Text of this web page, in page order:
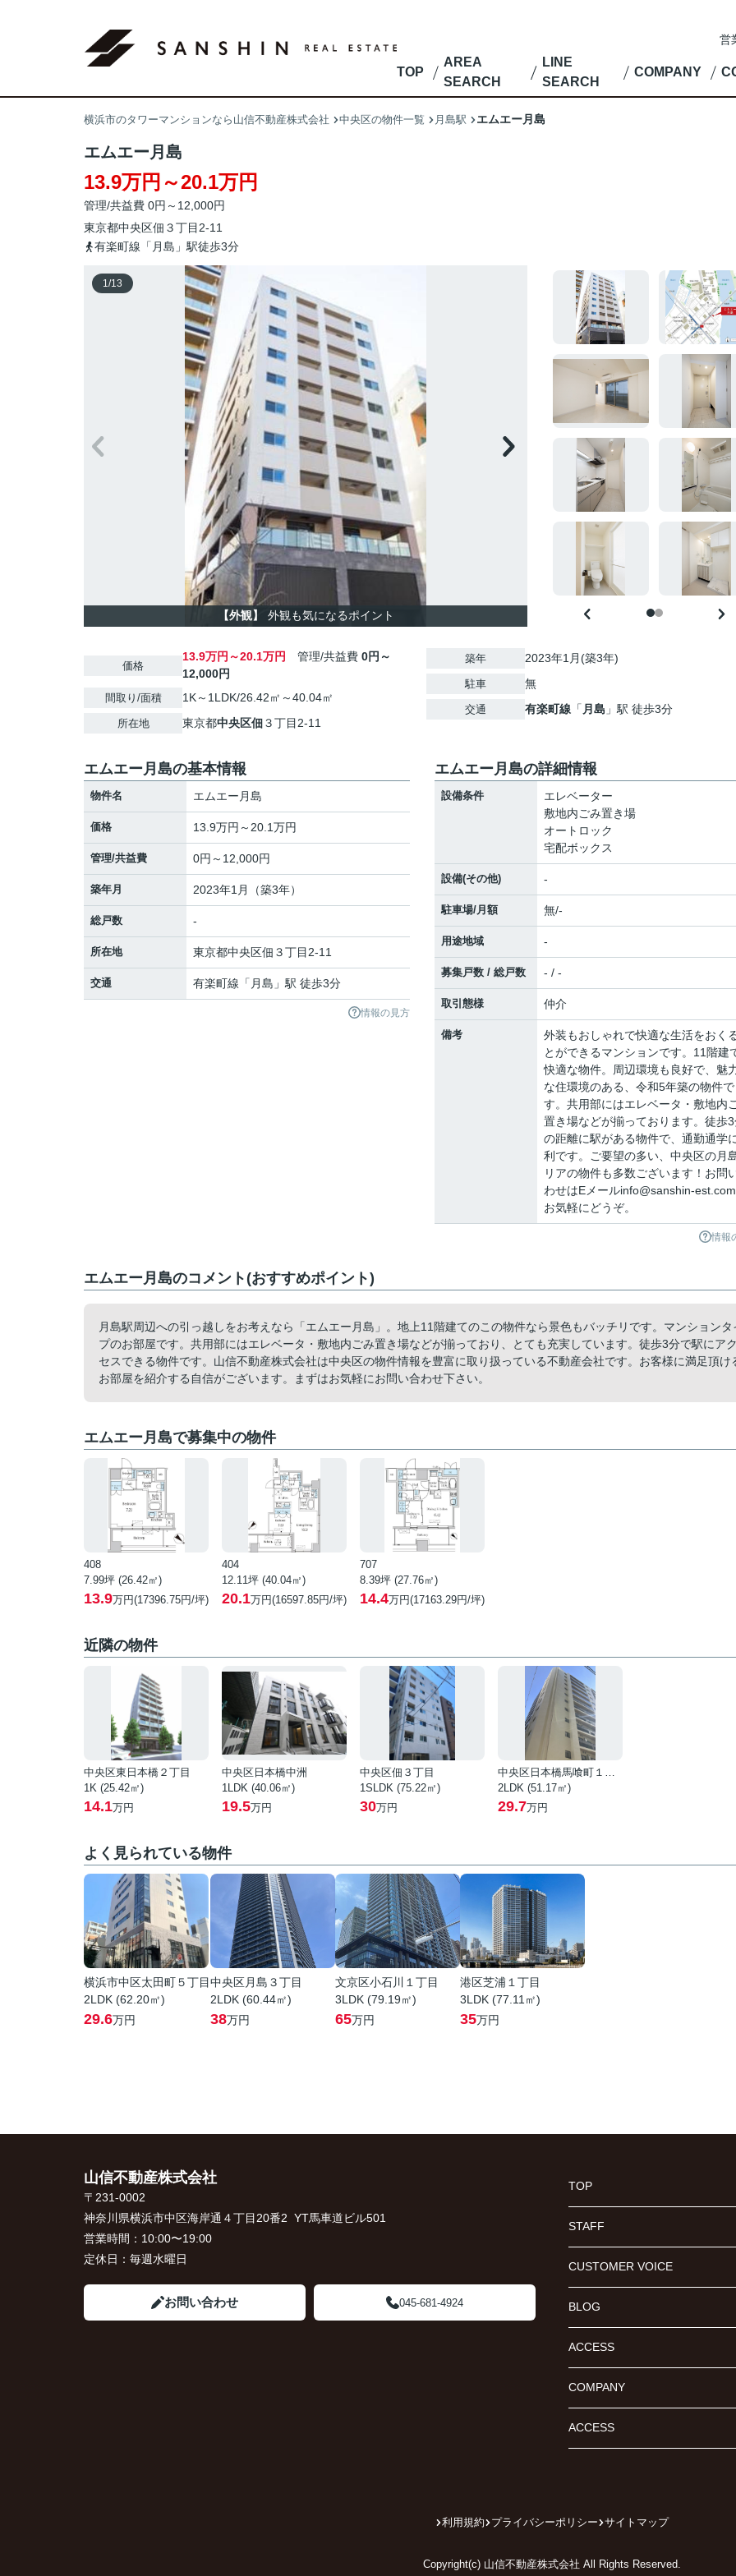
営
TOP
AREA
SEARCH
LINE
SEARCH
COMPANY
横浜市のタワーマンションなら山信不動産株式会社 中央区の物件一覧 月島駅 エムエー月島
エムエー月島
13.9万円～20.1万円
管理/共益費 0円～12,000円
東京都中央区佃 ３丁目2-11
有楽町線「月島」駅徒歩3分
1/13
【外観】 外観も気になるポイント
価格
13.9万円～20.1万円 管理/共益費 0円～
12,000円
間取り/面積 1K～1LDK/26.42㎡～40.04㎡
所在地 東京都中央区佃３丁目2-11
築年 2023年1月(築3年)
駐車 無
交通 有楽町線 「 月島 」駅 徒歩3分
エムエー月島の基本情報
物件名 エムエー月島
価格 13.9万円～20.1万円
管理/共益費 0円～12,000円
築年月 2023年1月（築3年）
総戸数 -
所在地 東京都中央区佃 ３丁目2-11
交通 有楽町線 「 月島 」駅 徒歩3分
情報の見方
エムエー月島の詳細情報
設備条件
エレベーター
敷地内ごみ置き場
オートロック
宅配ボックス
設備(その他) -
駐車場/月額 無/-
用途地域 -
募集戸数 / 総戸数 - / -
取引態様 仲介
備考
外装もおしゃれで快適な生活をおく
とができるマンションです。11階建
快適な物件。周辺環境も良好で、魅
な住環境のある、令和5年築の物件で
す。共用部にはエレベータ・敷地内
置き場などが揃っております。徒歩
の距離に駅がある物件で、通勤通学
利です。ご要望の多い、中央区の月
リアの物件も多数ございます！お問
わせはEメールinfo@sanshin-
お気軽にどうぞ。
情報
エムエー月島のコメント(おすすめポイント)
月島駅周辺への引っ越しをお考えなら「エムエー月島」。地上11階建てのこの物件なら景色もバッチリです。マンションタ
プのお部屋です。共用部にはエレベータ・敷地内ごみ置き場などが揃っており、とても充実しています。徒歩3分で駅にアク
セスできる物件です。山信不動産株式会社は中央区の物件情報を豊富に取り扱っている不動産会社です。お客様に満足頂け
お部屋を紹介する自信がございます。まずはお気軽にお問い合わせ下さい。
エムエー月島で募集中の物件
408
7.99坪 (26.42㎡)
13.9万円(17396.75円/坪)
404
12.11坪 (40.04㎡)
20.1万円(16597.85円/坪)
707
8.39坪 (27.76㎡)
14.4万円(17163.29円/坪)
近隣の物件
中央区東日本橋２丁目
1K (25.42㎡)
14.1万円
中央区日本橋中洲
1LDK (40.06㎡)
19.5万円
中央区佃３丁目
1SLDK (75.22㎡)
30万円
中央区日本橋馬喰町１丁目
2LDK (51.17㎡)
29.7万円
よく見られている物件
横浜市中区太田町５丁目
2LDK (62.20㎡)
29.6万円
中央区月島３丁目
2LDK (60.44㎡)
38万円
文京区小石川１丁目
3LDK (79.19㎡)
65万円
港区芝浦１丁目
3LDK (77.11㎡)
35万円
山信不動産株式会社
〒231-0002
神奈川県横浜市中区海岸通４丁目20番2 YT馬車道ビル501
営業時間： 10:00〜19:00
定休日： 毎週水曜日
お問い合わせ 045-681-4924
TOP
STAFF
CUSTOMER VOICE
BLOG
ACCESS
COMPANY
ACCESS
利用規約 プライバシーポリシー サイトマップ
Copyright(c) 山信不動産株式会社 All Rights Reserved.